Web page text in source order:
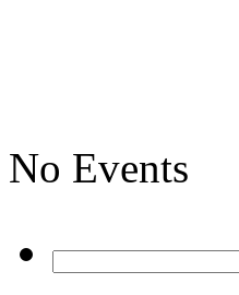
No Events
nach: